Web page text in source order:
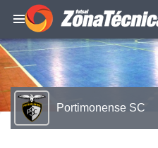
Portimonense SC